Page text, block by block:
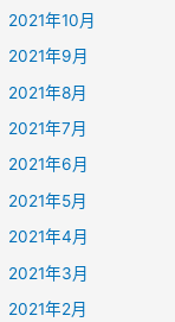
2021年10月
2021年9月
2021年8月
2021年7月
2021年6月
2021年5月
2021年4月
2021年3月
2021年2月